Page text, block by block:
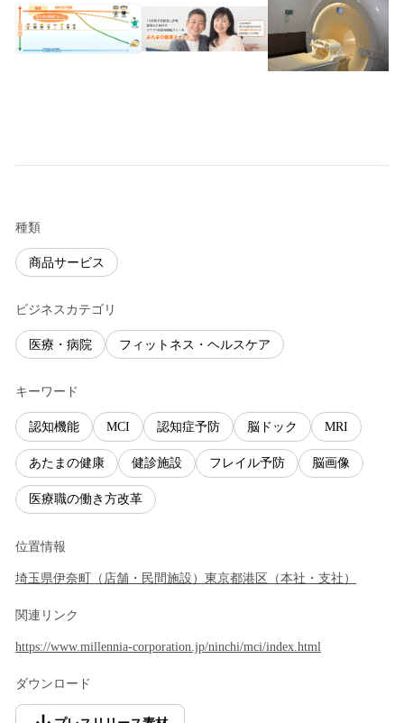
種類
商品サービス
ビジネスカテゴリ
医療・病院 フィットネス・ヘルスケア
キーワード
認知機能 MCI 認知症予防 脳ドック MRI
あたまの健康 健診施設 フレイル予防 脳画像
医療職の働き方改革
位置情報
埼玉県伊奈町 （ 店舗・民間施設 ） 東京都港区 （本社・支社 ）
関連リンク
https://www.millennia-corporation.jp/ninchi/mci/index.html
ダウンロード